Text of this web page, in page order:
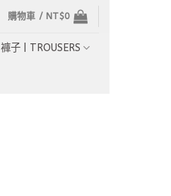
購物車 / NT$0
褲子 | TROUSERS